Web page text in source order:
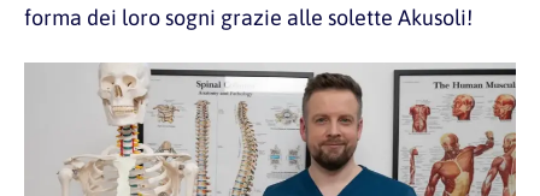
forma dei loro sogni grazie alle solette Akusoli!